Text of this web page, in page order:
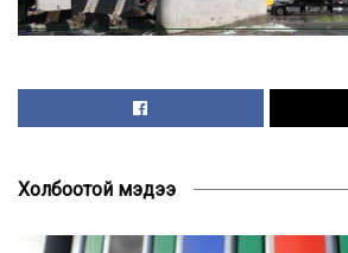
Холбоотой мэдээ